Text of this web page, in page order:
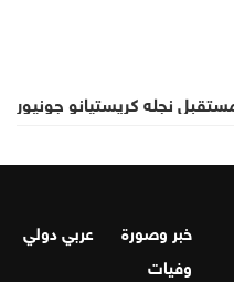
نجله كريستيانو جونيور
خبر وصورة
عربي دولي
وفيات